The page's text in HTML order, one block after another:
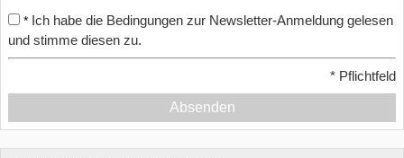
* Ich habe die Bedingungen zur Newsletter-Anmeldung gelesen
und stimme diesen zu.
* Pflichtfeld
Absenden